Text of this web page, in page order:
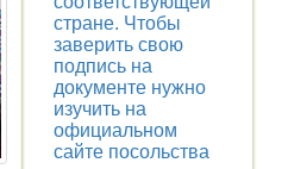
стране. Чтобы
заверить свою
подпись на
документе нужно
изучить на
официальном
сайте посольства